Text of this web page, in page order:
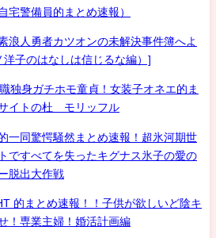
宅警備員的まとめ速報）
浪人勇者カツオンの未解決事件簿へよ
子のはなしは信じるな編）]
身ガチホモ童貞！女装子オネエ的ま
イトの杜 モリッフル
一同驚愕騒然まとめ速報！超氷河期世
ですべてを失ったキグナス氷子の愛の
脱出大作戦
的まとめ速報！！子供が欲しいど陰キ
！専業主婦！婚活計画編